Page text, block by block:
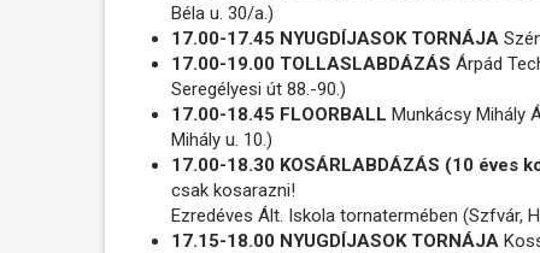
Béla u. 30/a.)
17.00-17.45 NYUGDÍJASOK TORNÁJA
17.00-19.00 TOLLASLABDÁZÁS Árpád
Seregélyesi út 88.-90.)
17.00-18.45 FLOORBALL Munkácsy Mihály
Mihály u. 10.)
17.00-18.30 KOSÁRLABDÁZÁS (10 éves
csak kosarazni!
Ezredéves Ált. Iskola tornatermében (Szfvár,
17.15-18.00 NYUGDÍJASOK TORNÁJA